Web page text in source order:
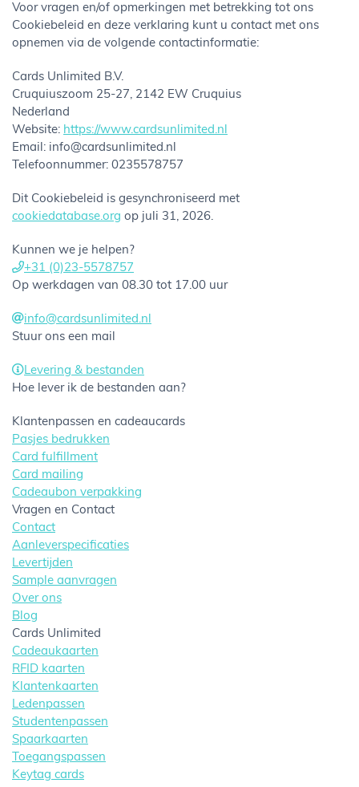
Voor vragen en/of opmerkingen met betrekking tot ons
Cookiebeleid en deze verklaring kunt u contact met ons
opnemen via de volgende contactinformatie:
Cards Unlimited B.V.
Cruquiuszoom 25-27, 2142 EW Cruquius
Nederland
Website: https://www.cardsunlimited.nl
Email: info@cardsunlimited.nl
Telefoonnummer: 0235578757
Dit Cookiebeleid is gesynchroniseerd met
cookiedatabase.org op juli 31, 2026.
Kunnen we je helpen?
+31 (0)23-5578757
Op werkdagen van 08.30 tot 17.00 uur
info@cardsunlimited.nl
Stuur ons een mail
Levering & bestanden
Hoe lever ik de bestanden aan?
Klantenpassen en cadeaucards
Pasjes bedrukken
Card fulfillment
Card mailing
Cadeaubon verpakking
Vragen en Contact
Contact
Aanleverspecificaties
Levertijden
Sample aanvragen
Over ons
Blog
Cards Unlimited
Cadeaukaarten
RFID kaarten
Klantenkaarten
Ledenpassen
Studentenpassen
Spaarkaarten
Toegangspassen
Keytag cards